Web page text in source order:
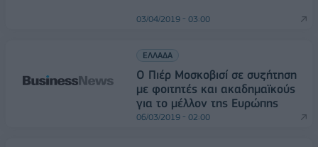
03/04/2019 - 03:00
ΕΛΛΑΔΑ
Ο Πιέρ Μοσκοβισί σε συζήτηση
με φοιτητές και ακαδημαϊκούς
για το μέλλον της Ευρώπης
06/03/2019 - 02:00